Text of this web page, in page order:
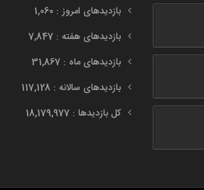
بازدیدهای امروز : 1,060
بازدیدهای هفته : 7,847
بازدیدهای ماه : 31,867
بازدیدهای سالانه : 117,128
کل بازدیدها : 18,179,977